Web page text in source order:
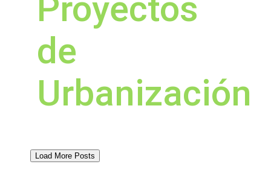
de
Urbanización
Load More Posts